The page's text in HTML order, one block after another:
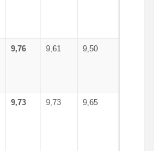
9,76 9,61 9,50
9,73 9,73 9,65